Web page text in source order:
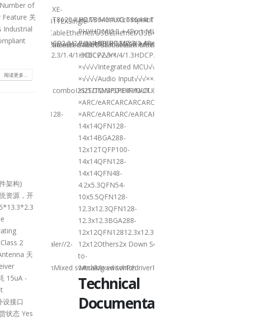
of
Feature 关
Industrial
阅读更多...
架构)
资源，开
2
天
15uA -
接口
状态 Yes
USB CableEthernet CableDistance20m Max20m Max60m Max120m
2.2/1.4HDCP2.3/2.2/1.4HDCP2.3/2.2/1.4××/
1.4/1.3HDCP2.3/1.4/1.3CEC√√√××/
SPDIFIN/OUT comboI2S/TDM/SPDIFIN/OUT comboI2S/TDM/SPDIFIN/OUT
Down Scaler//2-
switchMixed switchMixed switch
USBEthernet/USB××Distance10m10m××Dual-
USB CableEthernet/USB CableEthernet/USB
distance
USB2.0
选型表
：
HDMI MatrixCrosspoint SwitchMixed
PHYHDMI2.0 +4Port MIPIHDMI2.0 +4/2-
Port MIPIHDMI2.1 +4Port MIPIHDCPHDCP2.3/2.2/
×HDCP2.3/1.4/1.3HDCP2.3/1.4/1.3HDCP2.3/1.4/
×√√√√Integrated MCU√√√××/
×√√√√Audio Input√√√××/
×I2S/TDM/SPDIFIN/OUT comboI2S/TDM/SPDIFIN/
×ARC/eARCARCARCARC××/
×ARC/eARCARC/eARCARC/eARCARC/
14x14QFN128-
14x14BGA288-
12x12TQFP100-
14x14QFN128-
14x14QFN48-
4.2x5.3QFN54-
10x5.5QFN128-
12.3x12.3QFN128-
12.3x12.3BGA288-
12x12QFN12812.3x12.3BGA288-
12x12Others2x Down Scaler2x Down Scaler2x Down
to-
1Analog switchRedriverRetimerMixed switchMixed
Technical
Documentation